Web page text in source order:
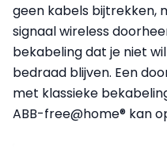
geen kabels bijtrekken,
signaal wireless
bekabeling dat je niet
bedraad blijven. Een
met klassieke
ABB-free@home® kan